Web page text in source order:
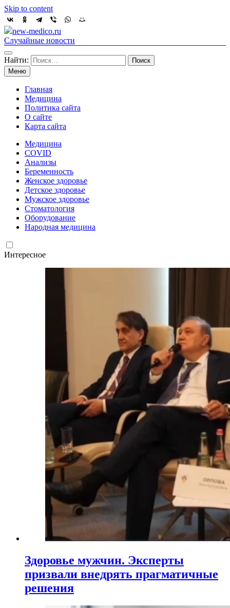
Skip to content
new-medico.ru
Случайные новости
Найти:
Меню
Главная
Медицина
Политика сайта
О сайте
Карта сайта
Медицина
COVID
Анализы
Беременность
Женское здоровье
Детское здоровье
Мужское здоровье
Стоматология
Оборудование
Народная медицина
Интересное
Здоровье мужчин. Эксперты
призвали внедрять прагматичные
решения